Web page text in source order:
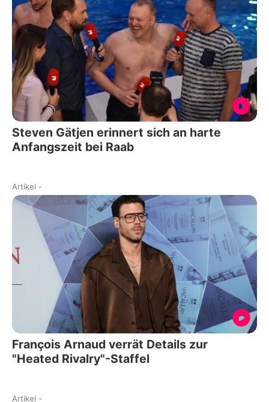
Steven Gätjen erinnert sich an harte
Anfangszeit bei Raab
Artikel -
François Arnaud verrät Details zur
"Heated Rivalry"-Staffel
Artikel -